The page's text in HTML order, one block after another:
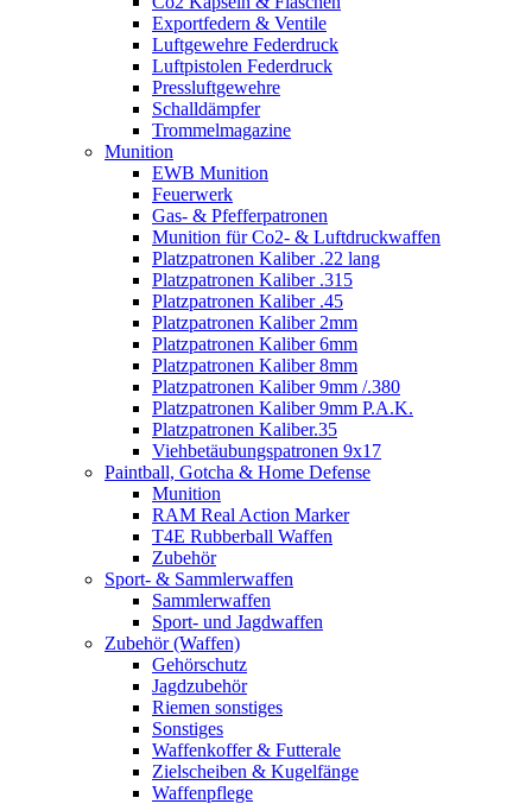
Exportfedern & Ventile
Luftgewehre Federdruck
Luftpistolen Federdruck
Pressluftgewehre
Schalldämpfer
Trommelmagazine
Munition
EWB Munition
Feuerwerk
Gas- & Pfefferpatronen
Munition für Co2- & Luftdruckwaffen
Platzpatronen Kaliber .22 lang
Platzpatronen Kaliber .315
Platzpatronen Kaliber .45
Platzpatronen Kaliber 2mm
Platzpatronen Kaliber 6mm
Platzpatronen Kaliber 8mm
Platzpatronen Kaliber 9mm /.380
Platzpatronen Kaliber 9mm P.A.K.
Platzpatronen Kaliber.35
Viehbetäubungspatronen 9x17
Paintball, Gotcha & Home Defense
Munition
RAM Real Action Marker
T4E Rubberball Waffen
Zubehör
Sport- & Sammlerwaffen
Sammlerwaffen
Sport- und Jagdwaffen
Zubehör (Waffen)
Gehörschutz
Jagdzubehör
Riemen sonstiges
Sonstiges
Waffenkoffer & Futterale
Zielscheiben & Kugelfänge
Waffenpflege